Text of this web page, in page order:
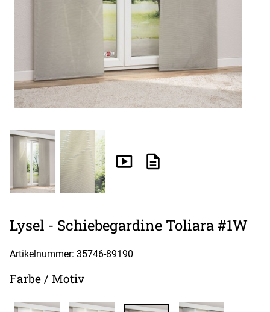
Lysel - Schiebegardine Toliara #1W
Artikelnummer: 35746-89190
Farbe / Motiv